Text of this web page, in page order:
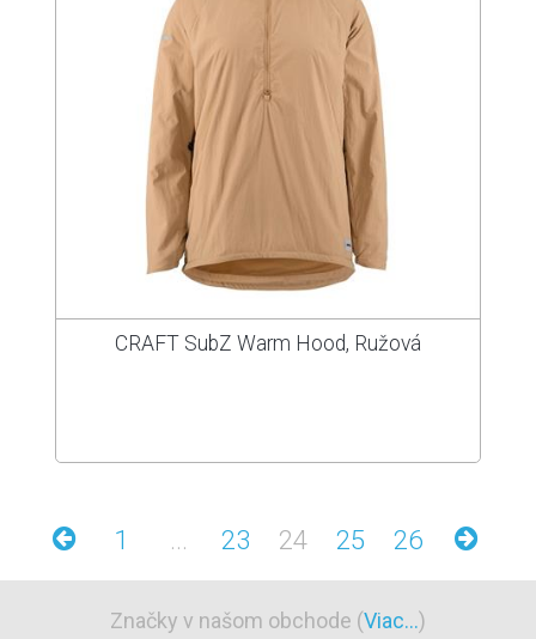
CRAFT SubZ Warm Hood, Ružová
1 ... 23 24 25 26
Značky v našom obchode (Viac...)